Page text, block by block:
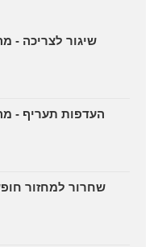
שיגור לצריכה -
העדפות תעריף -
שחרור למחזור